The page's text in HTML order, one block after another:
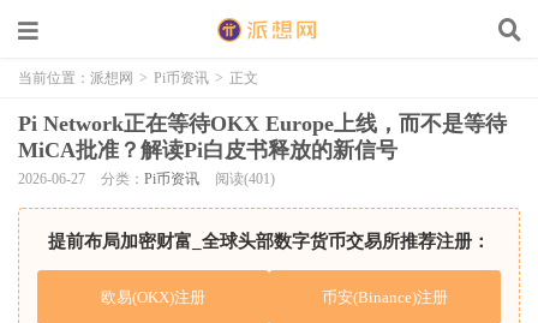
当前位置： 派想网 > Pi币资讯 > 正文
Pi Network正在等待OKX Europe上线，而不是等待
MiCA批准？解读Pi白皮书释放的新信号
2026-06-27 分类： Pi币资讯 阅读(401)
提前布局加密财富_全球头部数字货币交易所推荐注册：
欧易(OKX)注册 币安(Binance)注册